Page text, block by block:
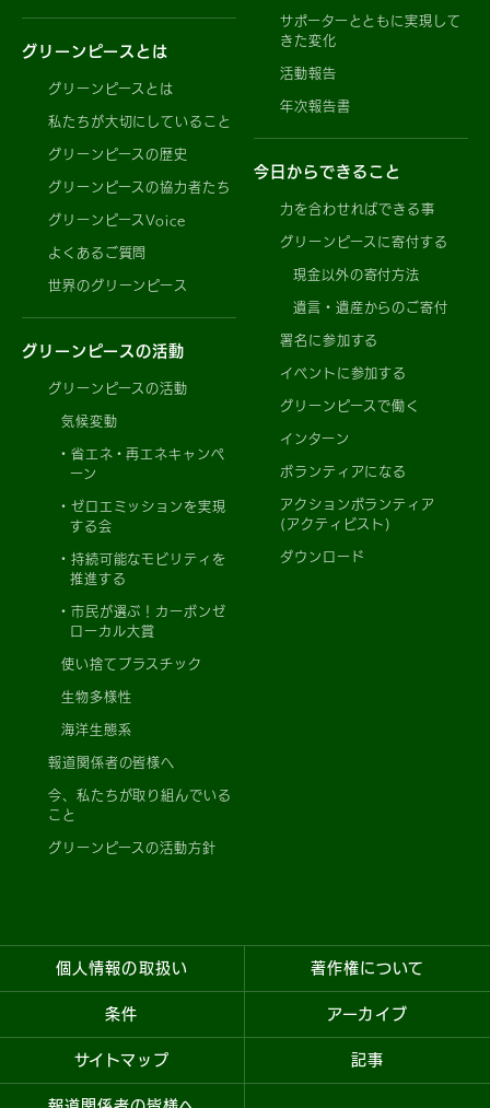
グリーンピースとは
グリーンピースとは
私たちが大切にしていること
グリーンピースの歴史
グリーンピースの協力者たち
グリーンピースVoice
よくあるご質問
世界のグリーンピース
グリーンピースの活動
グリーンピースの活動
気候変動
省エネ・再エネキャンペ
ーン
ゼロエミッションを実現
する会
持続可能なモビリティを
推進する
市民が選ぶ！カーボンゼ
ローカル大賞
使い捨てプラスチック
生物多様性
海洋生態系
報道関係者の皆様へ
今、私たちが取り組んでいる
こと
グリーンピースの活動方針
サポーターとともに実現して
きた変化
活動報告
年次報告書
今日からできること
力を合わせればできる事
グリーンピースに寄付する
現金以外の寄付方法
遺言・遺産からのご寄付
署名に参加する
イベントに参加する
グリーンピースで働く
インターン
ボランティアになる
アクションボランティア
(アクティビスト)
ダウンロード
個人情報の取扱い 著作権について
条件 アーカイブ
サイトマップ 記事